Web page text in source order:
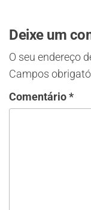
Deixe um
O seu endereço
Campos
Comentário*